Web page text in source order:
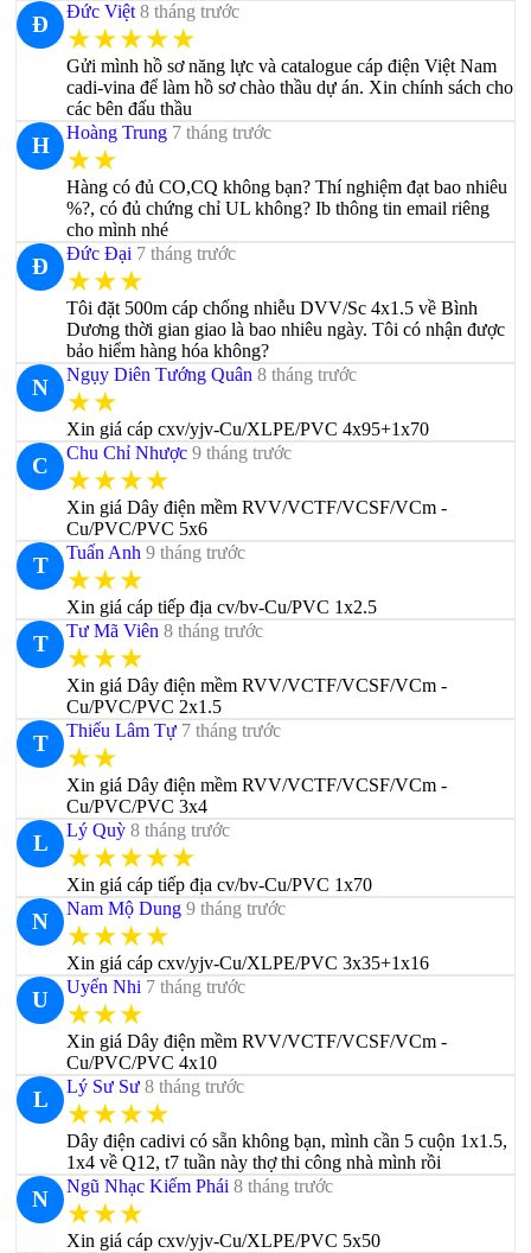
Đ
Đức Việt 8 tháng trước
★★★★★
Gửi mình hồ sơ năng lực và catalogue cáp điện Việt Nam
cadi-vina để làm hồ sơ chào thầu dự án. Xin chính sách cho
các bên đấu thầu
H
Hoàng Trung 7 tháng trước
★★
Hàng có đủ CO,CQ không bạn? Thí nghiệm đạt bao nhiêu
%?, có đủ chứng chỉ UL không? Ib thông tin email riêng
cho mình nhé
Đ
Đức Đại 7 tháng trước
★★★
Tôi đặt 500m cáp chống nhiễu DVV/Sc 4x1.5 về Bình
Dương thời gian giao là bao nhiêu ngày. Tôi có nhận được
bảo hiểm hàng hóa không?
N
Ngụy Diên Tướng Quân 8 tháng trước
★★
Xin giá cáp cxv/yjv-Cu/XLPE/PVC 4x95+1x70
C
Chu Chỉ Nhược 9 tháng trước
★★★★
Xin giá Dây điện mềm RVV/VCTF/VCSF/VCm -
Cu/PVC/PVC 5x6
T
Tuấn Anh 9 tháng trước
★★★
Xin giá cáp tiếp địa cv/bv-Cu/PVC 1x2.5
T
Tư Mã Viên 8 tháng trước
★★★
Xin giá Dây điện mềm RVV/VCTF/VCSF/VCm -
Cu/PVC/PVC 2x1.5
T
Thiếu Lâm Tự 7 tháng trước
★★
Xin giá Dây điện mềm RVV/VCTF/VCSF/VCm -
Cu/PVC/PVC 3x4
L
Lý Quỳ 8 tháng trước
★★★★★
Xin giá cáp tiếp địa cv/bv-Cu/PVC 1x70
N
Nam Mộ Dung 9 tháng trước
★★★★
Xin giá cáp cxv/yjv-Cu/XLPE/PVC 3x35+1x16
U
Uyển Nhi 7 tháng trước
★★★
Xin giá Dây điện mềm RVV/VCTF/VCSF/VCm -
Cu/PVC/PVC 4x10
L
Lý Sư Sư 8 tháng trước
★★★★
Dây điện cadivi có sẵn không bạn, mình cần 5 cuộn 1x1.5,
1x4 về Q12, t7 tuần này thợ thi công nhà mình rồi
N
Ngũ Nhạc Kiếm Phái 8 tháng trước
★★★
Xin giá cáp cxv/yjv-Cu/XLPE/PVC 5x50